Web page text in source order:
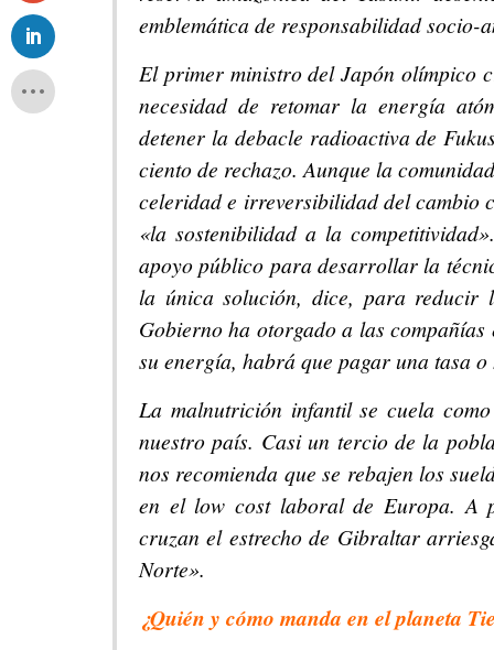
emblemática de responsabilidad socio-
El primer ministro del Japón olímpico
necesidad de retomar la energía
detener la debacle radioactiva de
ciento de rechazo. Aunque la
celeridad e irreversibilidad del cambio
«la sostenibilidad a la
apoyo público para desarrollar la
la única solución, dice, para reducir
Gobierno ha otorgado a las
su energía, habrá que pagar una tasa
La malnutrición infantil se cuela
nuestro país. Casi un tercio de la
nos recomienda que se rebajen los
en el low cost laboral de Europa. A
cruzan el estrecho de Gibraltar
Norte».
¿Quién y cómo manda en el planeta